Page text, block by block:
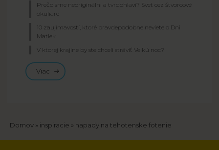
Prečo sme neoriginálni a tvrdohlaví? Svet cez štvorcové
okuliare
10 zaujímavostí, ktoré pravdepodobne neviete o Dni
Matiek
V ktorej krajine by ste chceli stráviť Veľkú noc?
Viac
Breadcrumb
Domov inspiracie napady na tehotenske fotenie